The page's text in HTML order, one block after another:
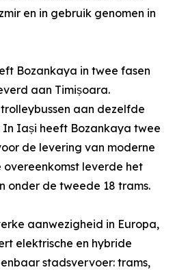
en in gebruik genomen in
Bozankaya in twee fasen
aan Timișoara.
aan dezelfde
Iași heeft Bozankaya twee
de levering van moderne
overeenkomst leverde het
onder de tweede 18 trams.
aanwezigheid in Europa,
elektrische en hybride
stadsvervoer: trams,